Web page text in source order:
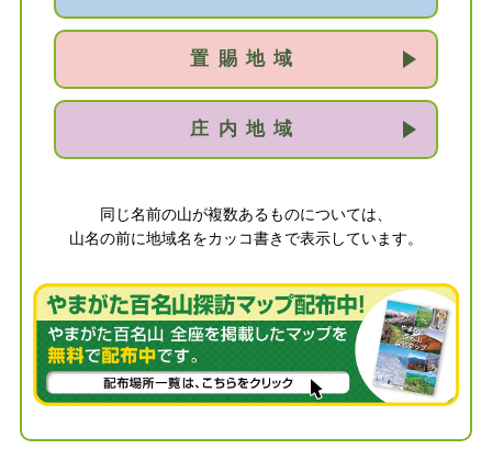
置賜地域
庄内地域
同じ名前の山が複数あるものについては、
山名の前に地域名をカッコ書きで表示しています。